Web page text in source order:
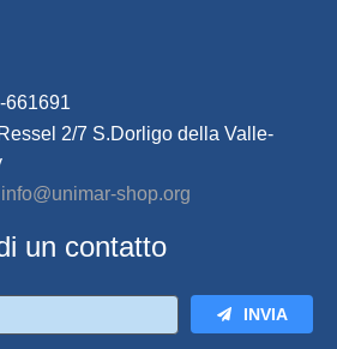
661691
2/7 S.Dorligo della Valle-
shop.org
un contatto
INVIA